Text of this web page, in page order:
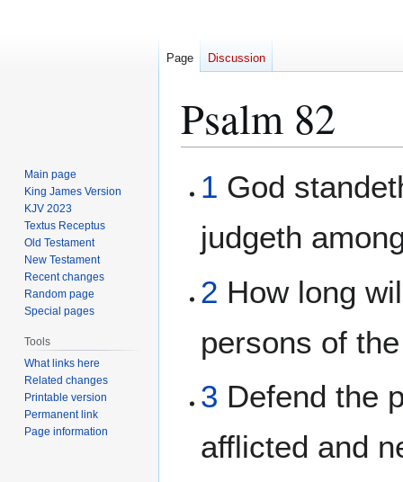
Psalm 82
toto
1 God
judgeth
2 How long
persons of
3 Defend the
afflicted and
Page Discussion
Main page
King James Version
KJV 2023
Textus Receptus
Old Testament
New Testament
Recent changes
Random page
Special pages
Tools
What links here
Related changes
Printable version
Permanent link
Page information